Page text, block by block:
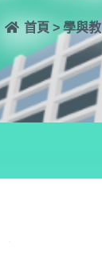
首頁 > 學與教